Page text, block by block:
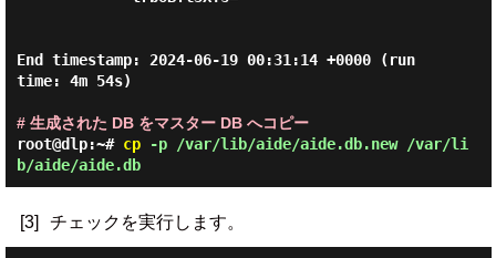
End timestamp: 2024-06-19 00:31:14 +0000 (run
time: 4m 54s)
# 生成された DB をマスター DB へコピー
root@dlp:~# cp-p /var/lib/aide/aide.db.new /var/li
b/aide/aide.db
[3] チェックを実行します。